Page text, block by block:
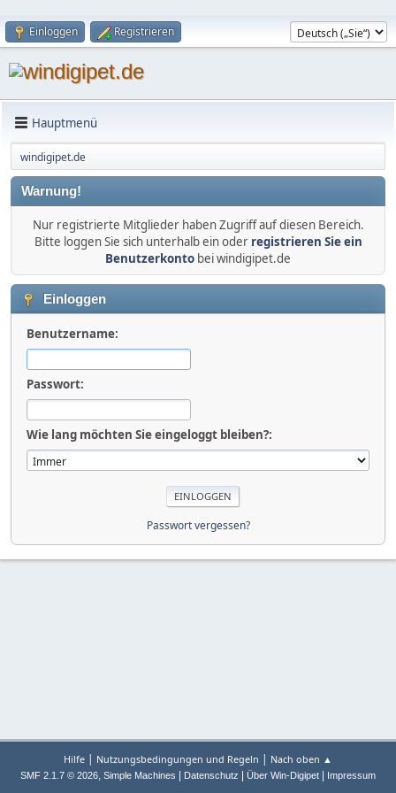
Einloggen Registrieren
Hauptmenü
windigipet.de
Warnung!
Nur registrierte Mitglieder haben Zugriff auf diesen Bereich.
Bitte loggen Sie sich unterhalb ein oder registrieren Sie ein
Benutzerkonto bei windigipet.de
Einloggen
Benutzername:
Passwort:
Wie lang möchten Sie eingeloggt bleiben?:
Passwort vergessen?
Hilfe | Nutzungsbedingungen und Regeln | Nach oben ▲
SMF 2.1.7 © 2026, Simple Machines Datenschutz Über Win-Digipet Impressum